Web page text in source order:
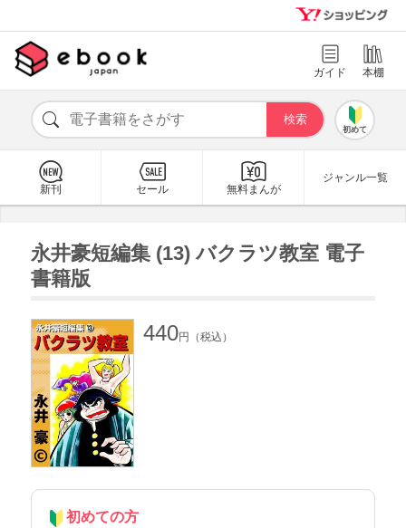
ガイド 本棚
初めて
新刊 セール 無料まんが
ジャンル一覧
永井豪短編集 (13) バクラツ教室 電子
書籍版
440円（税込）
初めての方